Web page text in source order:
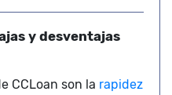
y desventajas
CCLoan son la rapidez